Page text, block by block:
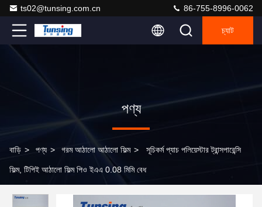
ts02@tunsing.com.cn 86-755-8996-0062
চ্যাট
পণ্য
বাড়ি > পণ্য > গরম আঠালো আঠালো ফিল্ম > সূচিকর্ম প্যাচ পলিয়েস্টার ট্রান্সপারেন্সি
ফিল্ম, টিপিই আঠালো ফিল্ম পিও ইএএ 0.08 মিমি বেধ